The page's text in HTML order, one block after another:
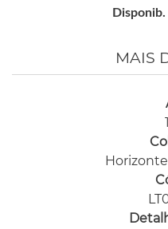
Disponib.
MAIS